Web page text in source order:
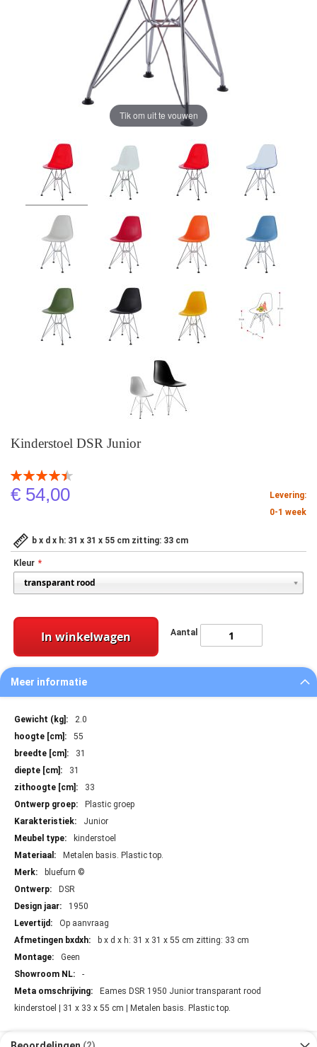
Kinderstoel DSR Junior
Beoordeling:
90
% of 100
€ 54,00
Levering:
0-1 week
b x d x h: 31 x 31 x 55 cm zitting: 33 cm
Kleur
Aantal
In winkelwagen
Tik om uit te vouwen
Meer informatie
Meer
informatie
2.0
55
31
31
33
Plastic groep
Junior
kinderstoel
Metalen basis. Plastic top.
bluefurn ©
DSR
1950
Op aanvraag
b x d x h: 31 x 31 x 55 cm zitting: 33 cm
Geen
-
Eames DSR 1950 Junior transparant rood
kinderstoel | 31 x 33 x 55 cm | Metalen basis. Plastic top.